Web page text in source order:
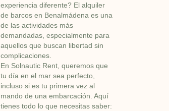
experiencia diferente? El alquiler
de barcos en Benalmádena es una
de las actividades más
demandadas, especialmente para
aquellos que buscan libertad sin
complicaciones.
En Solnautic Rent, queremos que
tu día en el mar sea perfecto,
incluso si es tu primera vez al
mando de una embarcación. Aquí
tienes todo lo que necesitas saber: